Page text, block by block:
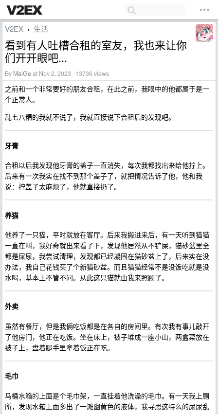
V2EX › 生活
看到有人吐槽合租的室友，我也来让你
们开开眼吧...
By MaiGeat Nov 2, 2023 · 13736 views
之前和一个非常要好的朋友合租，在此之前，我眼中的他都属于是一
个正常人。
乱七八糟的我就不说了，我就直接说下合租后的发现吧。
牙膏
合租以后我发现他牙膏的盖子一直消失，每次我都找出来给他拧上。
后来有一次我实在找不到那个盖子了，就把情况告诉了他，他和我
说：拧盖子太麻烦了，他就直接扔了。
养猫
他养了一只猫，平时就放在客厅。后来我搬进来后，有一天听到猫猫
一直在叫，我好奇就出来看了下，发现他居然从不铲屎，猫砂盆里全
都是屎尿，我尝试清理，发现都已经凝固在猫砂盆上了，后来实在没
办法，我自己花钱买了个新猫砂盆。而且猫猫经常不是没饭吃就是没
水喝，基本上不管不问。从此这只猫就由我来照顾了。
外卖
虽然有餐厅，但是我俩吃饭都是在各自的房间里。有次我有事儿敲开
了他房门，他正在吃饭。坐在床上，被子堆成一座小山，两盒菜放在
被子上，盘着腿手里拿着饭正在吃。
毛巾
马桶水箱的上面是个毛巾架，一直挂着他洗澡的毛巾。有一天我上厕
所，发现水箱上面多出了一滩幽黄色的液体，我寻思这特么的尿尿乱